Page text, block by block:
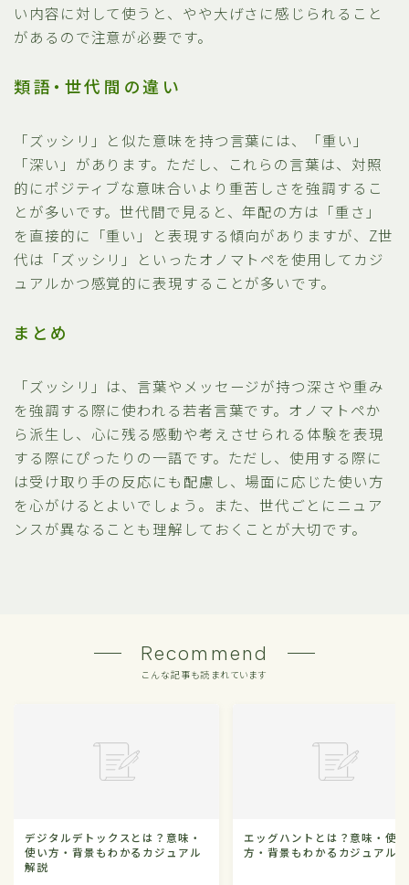
い内容に対して使うと、やや大げさに感じられること
があるので注意が必要です。
類語・世代間の違い
「ズッシリ」と似た意味を持つ言葉には、「重い」
「深い」があります。ただし、これらの言葉は、対照
的にポジティブな意味合いより重苦しさを強調するこ
とが多いです。世代間で見ると、年配の方は「重さ」
を直接的に「重い」と表現する傾向がありますが、Z世
代は「ズッシリ」といったオノマトペを使用してカジ
ュアルかつ感覚的に表現することが多いです。
まとめ
「ズッシリ」は、言葉やメッセージが持つ深さや重み
を強調する際に使われる若者言葉です。オノマトペか
ら派生し、心に残る感動や考えさせられる体験を表現
する際にぴったりの一語です。ただし、使用する際に
は受け取り手の反応にも配慮し、場面に応じた使い方
を心がけるとよいでしょう。また、世代ごとにニュア
ンスが異なることも理解しておくことが大切です。
Recommend
こんな記事も読まれています
デジタルデトックスとは？意味・
使い方・背景もわかるカジュアル
解説
エッグハントとは？意味・使い
方・背景もわかるカジュアル